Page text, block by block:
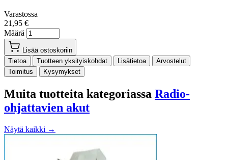
Varastossa
21,95 €
Määrä
Lisää ostoskoriin
Tietoa
Tuotteen yksityiskohdat Lisätietoa
Arvostelut
Toimitus
Kysymykset
Muita tuotteita kategoriassa Radio-
ohjattavien akut
Näytä kaikki →